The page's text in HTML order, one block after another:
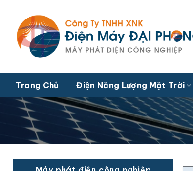
dung
Trang Chủ Điện Năng Lượng Mặt Trời